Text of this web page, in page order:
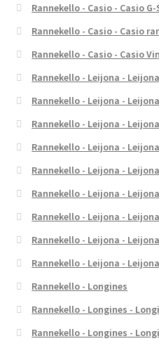
Rannekello - Casio - Casio
Rannekello - Casio - Casio
Rannekello - Casio - Casio
Rannekello - Leijona -
Rannekello - Leijona -
Rannekello - Leijona -
Rannekello - Leijona -
Rannekello - Leijona -
Rannekello - Leijona -
Rannekello - Leijona -
Rannekello - Leijona -
Rannekello - Leijona -
Rannekello - Longines
Rannekello - Longines -
Rannekello - Longines -